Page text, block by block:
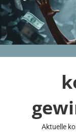
Zum
Inhalt
springen
Aktuelle